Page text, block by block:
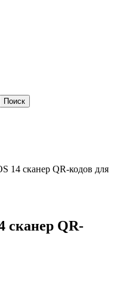
14 сканер QR-кодов для
сканер QR-